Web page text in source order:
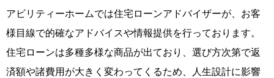
アビリティーホームでは住宅ローンアドバイザーが、お客
様目線で的確なアドバイスや情報提供を行っております。
住宅ローンは多種多様な商品が出ており、選び方次第で返
済額や諸費用が大きく変わってくるため、人生設計に影響